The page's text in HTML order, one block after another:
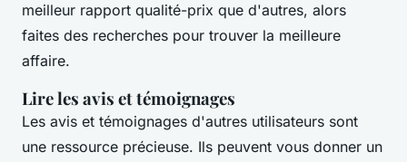
meilleur rapport qualité-prix que d'autres, alors
faites des recherches pour trouver la meilleure
affaire.
Lire les avis et témoignages
Les avis et témoignages d'autres utilisateurs sont
une ressource précieuse. Ils peuvent vous donner un